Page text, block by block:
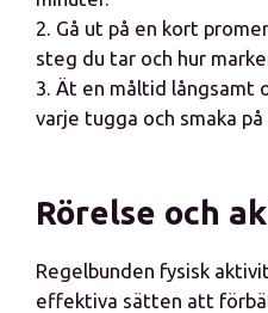
2. Gå ut på en kort
steg du tar och hur
3. Ät en måltid långsamt
varje tugga och smaka
Rörelse och
Regelbunden fysisk
effektiva sätten att